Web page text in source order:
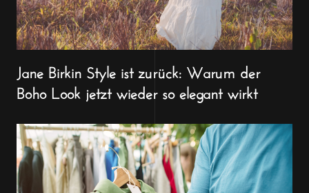
Jane Birkin Style ist zurück: Warum der
Boho Look jetzt wieder so elegant wirkt